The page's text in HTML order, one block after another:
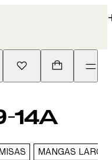
14A
MANGAS